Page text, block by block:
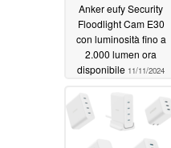
Anker eufy Security
Floodlight Cam E30
con luminosità fino a
2.000 lumen ora
disponibile 11/11/2024